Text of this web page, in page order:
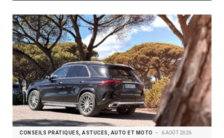
CONSEILS PRATIQUES, ASTUCES, AUTO ET MOTO 6 AOÛT 2026